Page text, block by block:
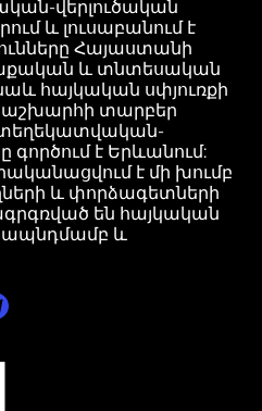
վերլուծական
և լուսաբանում է
Հայաստանի
և տնտեսական
հայկական սփյուռքի
աշխարհի տարբեր
գործում է Երևանում:
է մի խումբ
և փորձագետների
են հայկական
և